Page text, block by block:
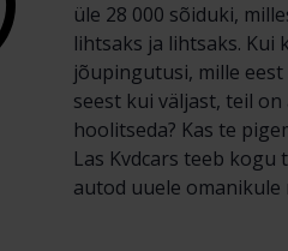
üle 28 000 sõiduki,
lihtsaks ja lihtsaks. Kui
jõupingutusi, mille eest
seest kui väljast, teil
hoolitseda? Kas te
Las Kvdcars teeb
autod uuele omanikule